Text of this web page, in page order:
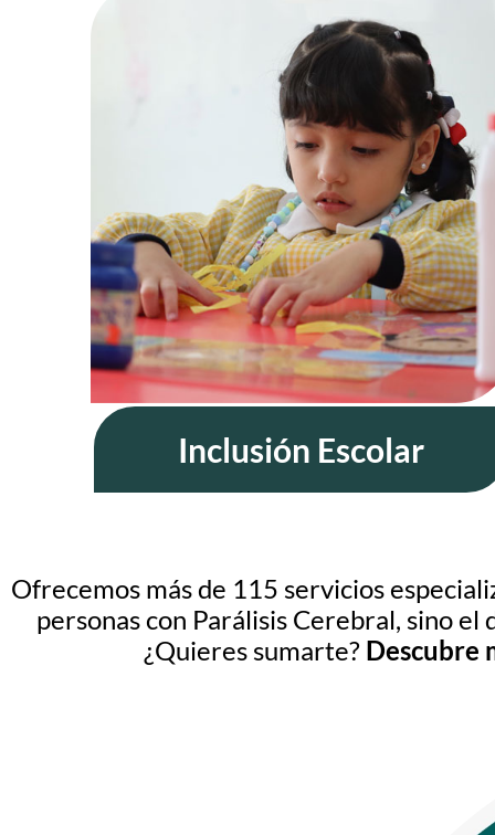
Inclusión Escolar
Ofrecemos más de 115 servicios
personas con Parálisis Cerebral, sino el
¿Quieres sumarte? Descubre